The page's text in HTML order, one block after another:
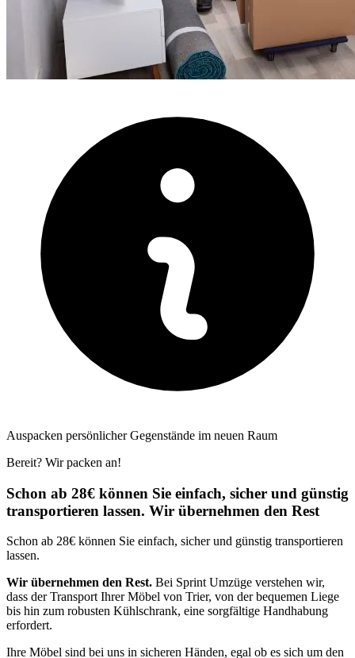
Auspacken persönlicher Gegenstände im neuen Raum
Bereit? Wir packen an!
Schon ab 28€ können Sie einfach, sicher und günstig
transportieren lassen. Wir übernehmen den Rest
Schon ab 28€ können Sie einfach, sicher und günstig transportieren
lassen.
Wir übernehmen den Rest. Bei Sprint Umzüge verstehen wir,
dass der Transport Ihrer Möbel von Trier, von der bequemen Liege
bis hin zum robusten Kühlschrank, eine sorgfältige Handhabung
erfordert.
Ihre Möbel sind bei uns in sicheren Händen, egal ob es sich um den